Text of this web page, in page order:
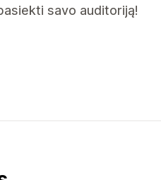
savo auditoriją!